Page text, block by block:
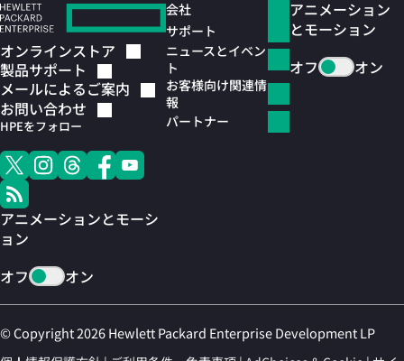
オンラインストア
製品サポート
メールによるご案内
お問い合わせ
HPEをフォロー
アニメーションとモーシ
ョン
オフ
オン
会社
サポート
ニュースとイベン
ト
お客様向け関連情
報
パートナー
アニメーション
とモーション
オフ
オン
© Copyright 2026 Hewlett Packard Enterprise Development LP